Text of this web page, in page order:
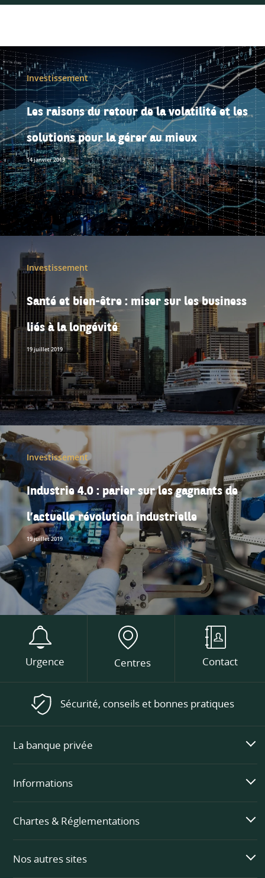
Investissement
Les raisons du retour de la volatilité et les
solutions pour la gérer au mieux
14 janvier 2019
Investissement
Santé et bien-être : miser sur les business
liés à la longévité
19 juillet 2019
Investissement
Industrie 4.0 : parier sur les gagnants de
l’actuelle révolution industrielle
19 juillet 2019
Urgence Centres Contact
Sécurité, conseils et bonnes pratiques
La banque privée
Informations
Chartes & Réglementations
Nos autres sites